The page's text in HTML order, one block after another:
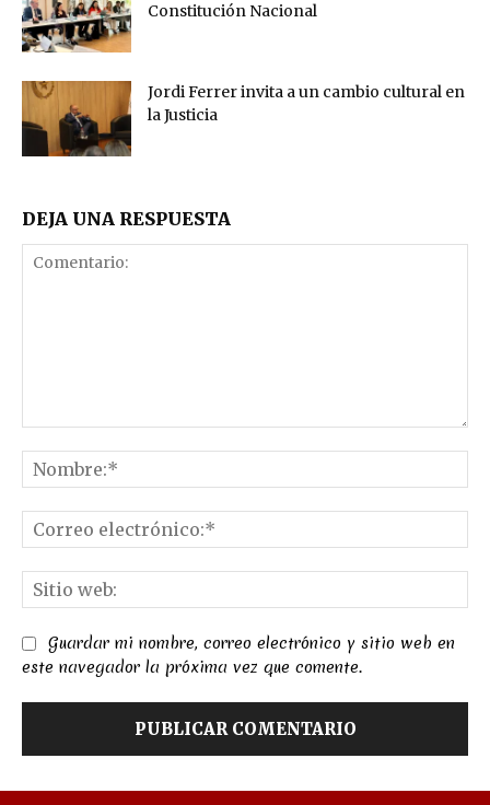
Constitución Nacional
Jordi Ferrer invita a un cambio cultural en
la Justicia
DEJA UNA RESPUESTA
Guardar mi nombre, correo electrónico y sitio web en
este navegador la próxima vez que comente.